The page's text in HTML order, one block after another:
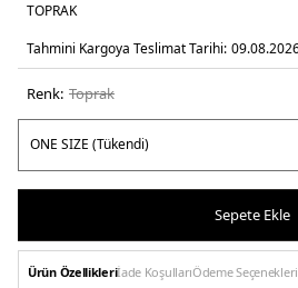
TOPRAK
Tahmini Kargoya Teslimat Tarihi:
Renk: toprak
Sepete Ekle
Ürün Özellikleriİade KoşullarıÖdeme Seçenekleri